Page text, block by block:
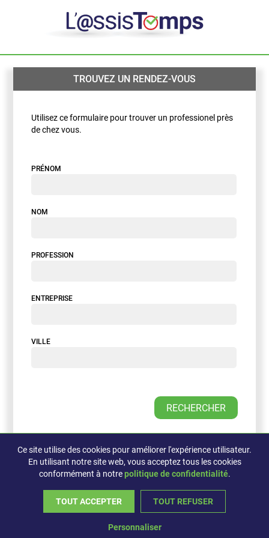
TROUVEZ UN RENDEZ-VOUS
Utilisez ce formulaire pour trouver un professionel près
de chez vous.
PRÉNOM
NOM
PROFESSION
ENTREPRISE
VILLE
Propulsé par Concepsim
Ce site utilise des cookies pour améliorer l'expérience utilisateur.
En utilisant notre site web, vous acceptez tous les cookies
conformément à notrepolitique de confidentialité.
TOUT ACCEPTER TOUT REFUSER
Personnaliser